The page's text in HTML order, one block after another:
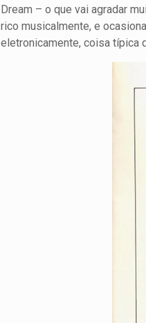
Dream – o que vai agradar
rico musicalmente, e
eletronicamente, coisa típica